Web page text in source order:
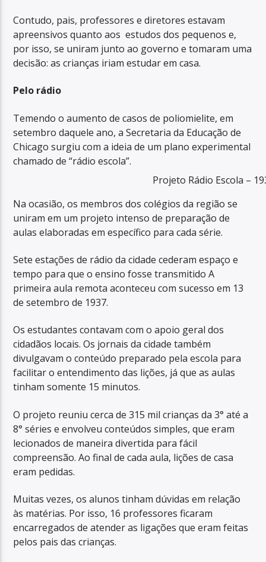
Contudo, pais, professores e diretores estavam
apreensivos quanto aos estudos dos pequenos e,
por isso, se uniram junto ao governo e tomaram uma
decisão: as crianças iriam estudar em casa.
Pelo rádio
Temendo o aumento de casos de poliomielite, em
setembro daquele ano, a Secretaria da Educação de
Chicago surgiu com a ideia de um plano experimental
chamado de “rádio escola”.
Projeto Rádio Escola –
Na ocasião, os membros dos colégios da região se
uniram em um projeto intenso de preparação de
aulas elaboradas em específico para cada série.
Sete estações de rádio da cidade cederam espaço e
tempo para que o ensino fosse transmitido A
primeira aula remota aconteceu com sucesso em 13
de setembro de 1937.
Os estudantes contavam com o apoio geral dos
cidadãos locais. Os jornais da cidade também
divulgavam o conteúdo preparado pela escola para
facilitar o entendimento das lições, já que as aulas
tinham somente 15 minutos.
O projeto reuniu cerca de 315 mil crianças da 3° até a
8° séries e envolveu conteúdos simples, que eram
lecionados de maneira divertida para fácil
compreensão. Ao final de cada aula, lições de casa
eram pedidas.
Muitas vezes, os alunos tinham dúvidas em relação
às matérias. Por isso, 16 professores ficaram
encarregados de atender as ligações que eram feitas
pelos pais das crianças.